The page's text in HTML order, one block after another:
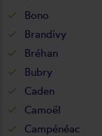
Bono
Brandivy
Bréhan
Bubry
Caden
Camoël
Campénéac